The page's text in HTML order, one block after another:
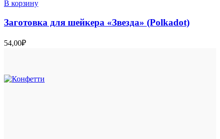
В корзину
Заготовка для шейкера «Звезда» (Polkadot)
54,00₽